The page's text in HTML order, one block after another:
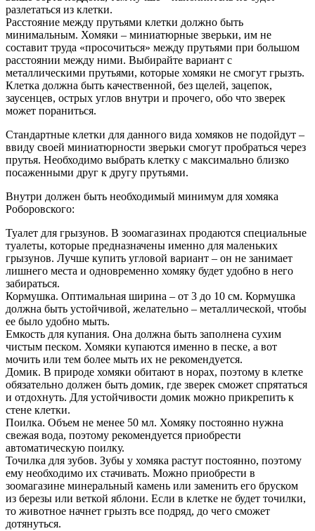
разлетаться из клетки.
Расстояние между прутьями клетки должно быть
минимальным. Хомяки – миниатюрные зверьки, им не
составит труда «просочиться» между прутьями при большом
расстоянии между ними. Выбирайте вариант с
металлическими прутьями, которые хомяки не смогут грызть.
Клетка должна быть качественной, без щелей, зацепок,
заусенцев, острых углов внутри и прочего, обо что зверек
может пораниться.
Стандартные клетки для данного вида хомяков не подойдут –
ввиду своей миниатюрности зверьки смогут пробраться через
прутья. Необходимо выбрать клетку с максимально близко
посаженными друг к другу прутьями.
Внутри должен быть необходимый минимум для хомяка
Роборовского:
Туалет для грызунов. В зоомагазинах продаются специальные
туалеты, которые предназначены именно для маленьких
грызунов. Лучше купить угловой вариант – он не занимает
лишнего места и одновременно хомяку будет удобно в него
забираться.
Кормушка. Оптимальная ширина – от 3 до 10 см. Кормушка
должна быть устойчивой, желательно – металлической, чтобы
ее было удобно мыть.
Емкость для купания. Она должна быть заполнена сухим
чистым песком. Хомяки купаются именно в песке, а вот
мочить или тем более мыть их не рекомендуется.
Домик. В природе хомяки обитают в норах, поэтому в клетке
обязательно должен быть домик, где зверек сможет спрятаться
и отдохнуть. Для устойчивости домик можно прикрепить к
стене клетки.
Поилка. Объем не менее 50 мл. Хомяку постоянно нужна
свежая вода, поэтому рекомендуется приобрести
автоматическую поилку.
Точилка для зубов. Зубы у хомяка растут постоянно, поэтому
ему необходимо их стачивать. Можно приобрести в
зоомагазине минеральный камень или заменить его бруском
из березы или веткой яблони. Если в клетке не будет точилки,
то животное начнет грызть все подряд, до чего сможет
дотянуться.